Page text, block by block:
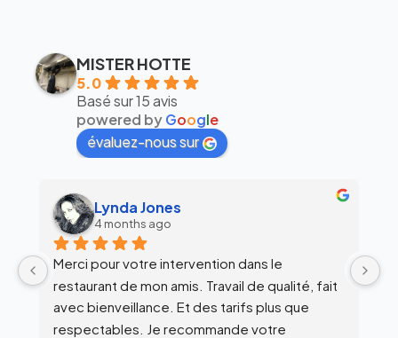
MISTER HOTTE
5.0
Basé sur 15 avis
powered byGoogle
évaluez-nous sur
dans le
Travail de qualité, fait
des tarifs plus que
votre
alex siegfried
Équipe super clean !